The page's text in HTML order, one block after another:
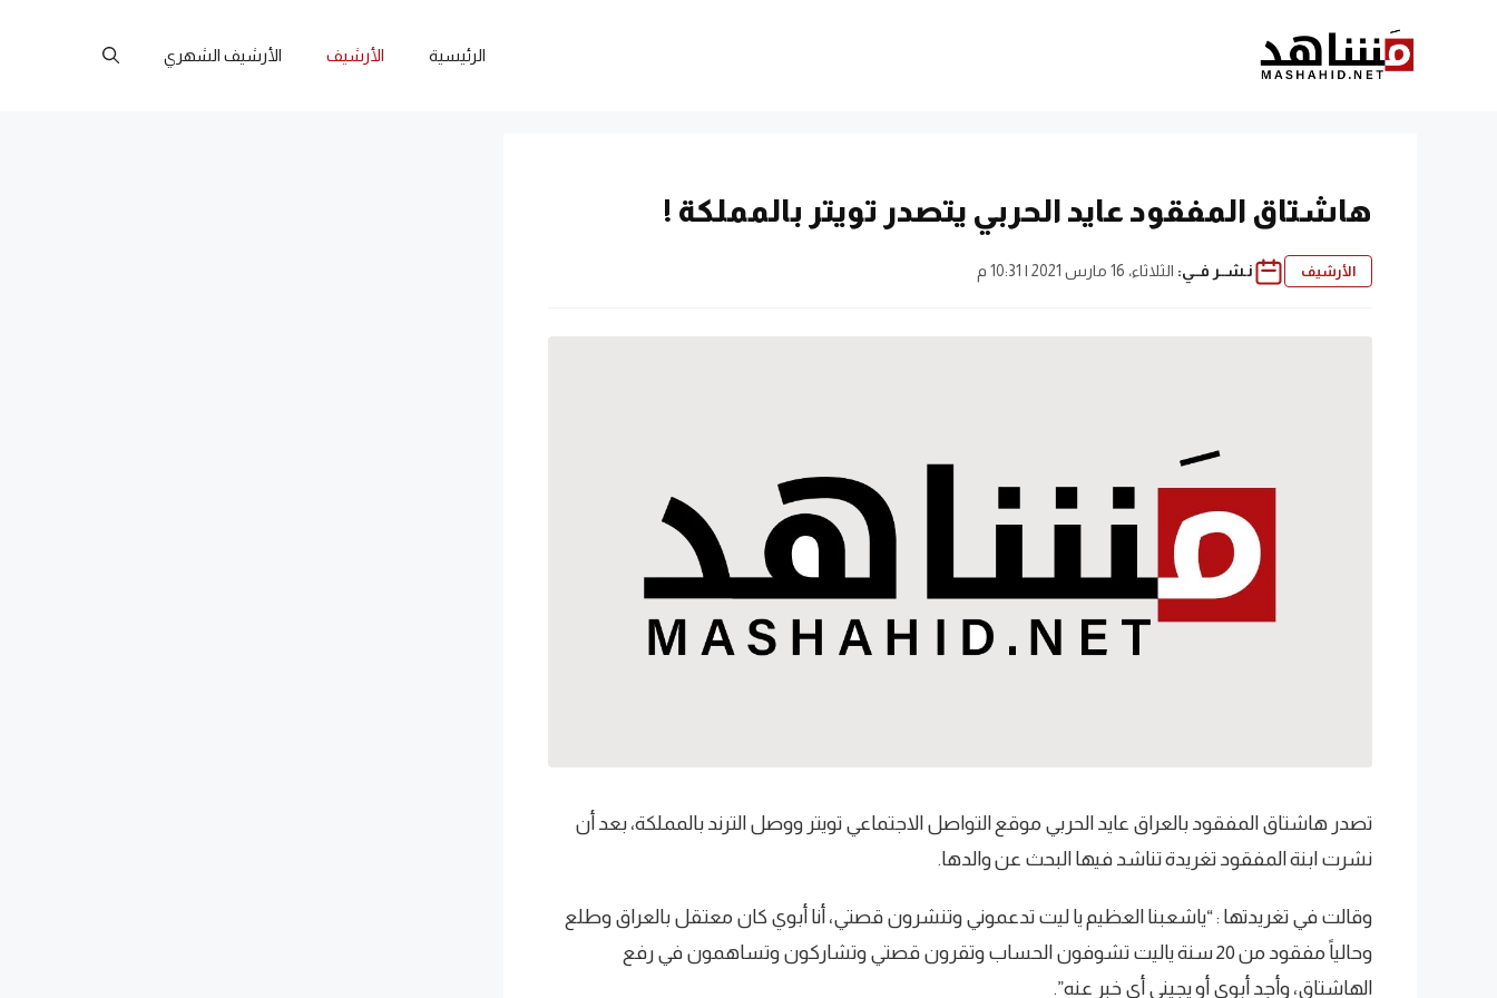
الرئيسية الأرشيف الأرشيف الشهري
هاشتاق المفقود عايد الحربي يتصدر تويتر بالمملكة !
الأرشيف نـشــر فــي: الثلاثاء، 16 مارس 2021 | 10:31 م
تصدر هاشتاق المفقود بالعراق عايد الحربي موقع التواصل الاجتماعي تويتر ووصل الترند بالمملكة، بعد أن
نشرت ابنة المفقود تغريدة تناشد فيها البحث عن والدها.
وقالت في تغريدتها : “ياشعبنا العظيم يا ليت تدعموني وتنشرون قصتي، أنا أبوي كان معتقل بالعراق وطلع
وحالياً مفقود من 20 سنة ياليت تشوفون الحساب وتقرون قصتي وتشاركون وتساهمون في رفع
الهاشتاق، وأجد أبوي أو يجيني أي خبر عنه”.